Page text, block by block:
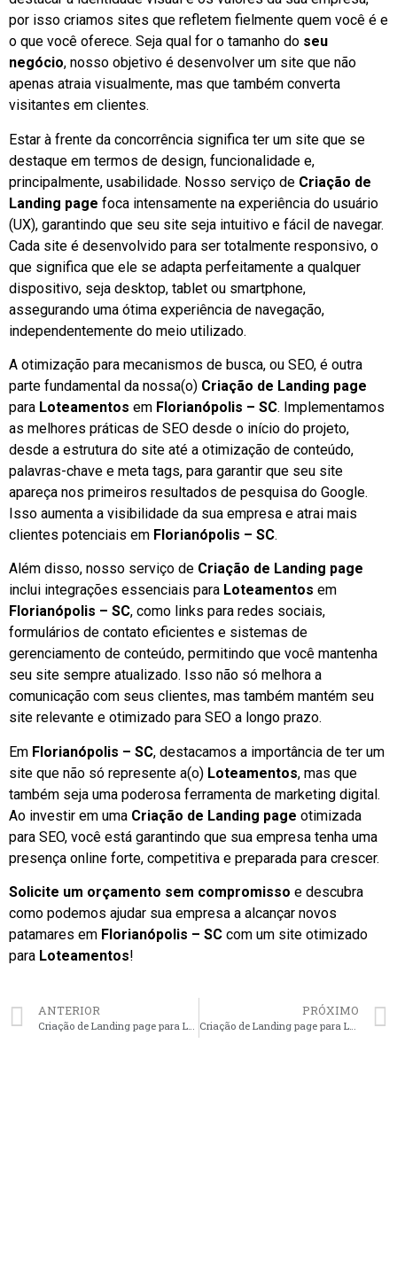
por isso criamos sites que refletem fielmente quem você é e
o que você oferece. Seja qual for o tamanho do seu
negócio, nosso objetivo é desenvolver um site que não
apenas atraia visualmente, mas que também converta
visitantes em clientes.
Estar à frente da concorrência significa ter um site que se
destaque em termos de design, funcionalidade e,
principalmente, usabilidade. Nosso serviço de Criação de
Landing page foca intensamente na experiência do usuário
(UX), garantindo que seu site seja intuitivo e fácil de navegar.
Cada site é desenvolvido para ser totalmente responsivo, o
que significa que ele se adapta perfeitamente a qualquer
dispositivo, seja desktop, tablet ou smartphone,
assegurando uma ótima experiência de navegação,
independentemente do meio utilizado.
A otimização para mecanismos de busca, ou SEO, é outra
parte fundamental da nossa(o) Criação de Landing page
para Loteamentos em Florianópolis – SC. Implementamos
as melhores práticas de SEO desde o início do projeto,
desde a estrutura do site até a otimização de conteúdo,
palavras-chave e meta tags, para garantir que seu site
apareça nos primeiros resultados de pesquisa do Google.
Isso aumenta a visibilidade da sua empresa e atrai mais
clientes potenciais em Florianópolis – SC.
Além disso, nosso serviço de Criação de Landing page
inclui integrações essenciais para Loteamentos em
Florianópolis – SC, como links para redes sociais,
formulários de contato eficientes e sistemas de
gerenciamento de conteúdo, permitindo que você mantenha
seu site sempre atualizado. Isso não só melhora a
comunicação com seus clientes, mas também mantém seu
site relevante e otimizado para SEO a longo prazo.
Em Florianópolis – SC, destacamos a importância de ter um
site que não só represente a(o) Loteamentos, mas que
também seja uma poderosa ferramenta de marketing digital.
Ao investir em uma Criação de Landing page otimizada
para SEO, você está garantindo que sua empresa tenha uma
presença online forte, competitiva e preparada para crescer.
Solicite um orçamento sem compromisso e descubra
como podemos ajudar sua empresa a alcançar novos
patamares em Florianópolis – SC com um site otimizado
para Loteamentos!
ANTERIOR PRÓXIMO
Criação de Landing page para Loteamentos em Brasília – DF faça seu orçamento